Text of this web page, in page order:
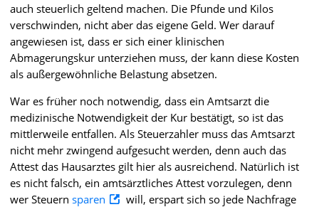
auch steuerlich geltend machen. Die Pfunde und Kilos
verschwinden, nicht aber das eigene Geld. Wer darauf
angewiesen ist, dass er sich einer klinischen
Abmagerungskur unterziehen muss, der kann diese Kosten
als außergewöhnliche Belastung absetzen.
War es früher noch notwendig, dass ein Amtsarzt die
medizinische Notwendigkeit der Kur bestätigt, so ist das
mittlerweile entfallen. Als Steuerzahler muss das Amtsarzt
nicht mehr zwingend aufgesucht werden, denn auch das
Attest das Hausarztes gilt hier als ausreichend. Natürlich ist
es nicht falsch, ein amtsärztliches Attest vorzulegen, denn
wer Steuern sparen
will, erspart sich so jede Nachfrage